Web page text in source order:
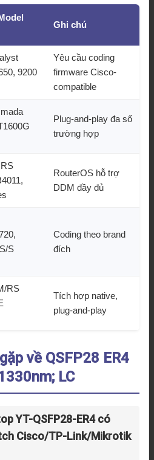
Ghi chú
9200
Yêu cầu coding
firmware Cisco-
compatible
Plug-and-play đa số
trường hợp
RouterOS hỗ trợ
DDM đầy đủ
S
Coding theo brand
đích
RS
Tích hợp native,
plug-and-play
về QSFP28 ER4
LC
YT-QSFP28-ER4 có
Cisco/TP-Link/Mikrotik